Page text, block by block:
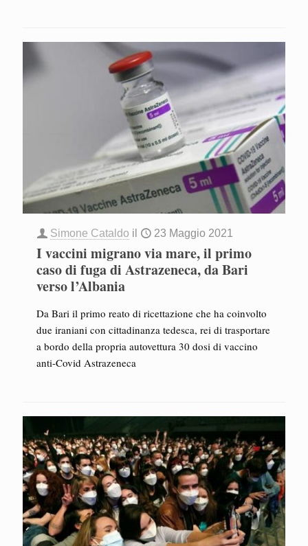
Simone Cataldo il 23 Maggio 2021
I vaccini migrano via mare, il primo
caso di fuga di Astrazeneca, da Bari
verso l’Albania
Da Bari il primo reato di ricettazione che ha coinvolto
due iraniani con cittadinanza tedesca, rei di trasportare
a bordo della propria autovettura 30 dosi di vaccino
anti-Covid Astrazeneca